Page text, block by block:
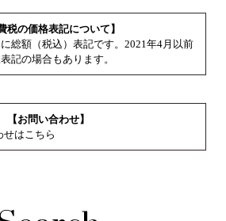
税の価格表記について】
総額（税込）表記です。2021年4月以前
記の場合もあります。
【お問い合わせ】
せはこちら